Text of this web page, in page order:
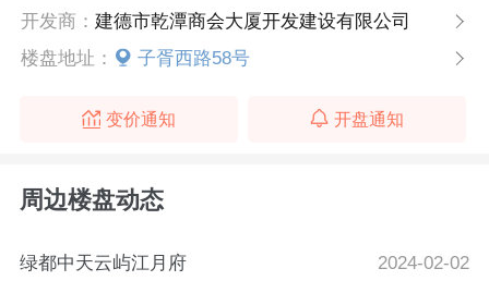
开发商：建德市乾潭商会大厦开发建设有限公司
楼盘地址：
子胥西路58号
变价通知 开盘通知
周边楼盘动态
绿都中天云屿江月府
2024-02-02